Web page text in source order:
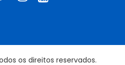
os direitos reservados.